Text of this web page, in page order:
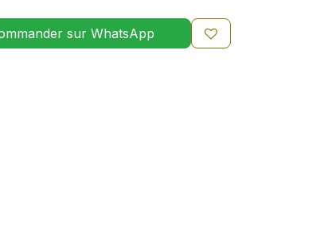
sur WhatsApp